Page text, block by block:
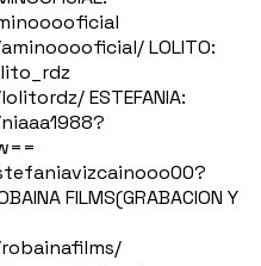
LOLITO:
ESTEFANIA:
FILMS(GRABACION Y